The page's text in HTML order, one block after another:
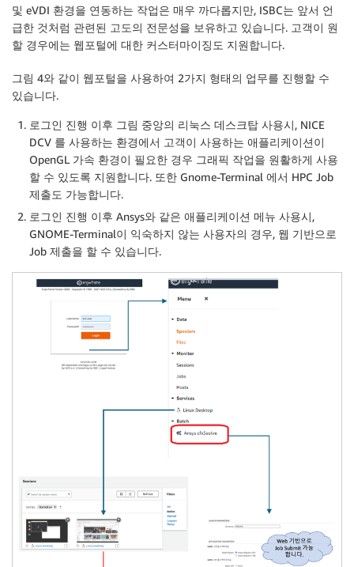
및 eVDI 환경을 연동하는 작업은 매우 까다롭지만, ISBC는 앞서 언
급한 것처럼 관련된 고도의 전문성을 보유하고 있습니다. 고객이 원
할 경우에는 웹포털에 대한 커스터마이징도 지원합니다.
그림 4와 같이 웹포털을 사용하여 2가지 형태의 업무를 진행할 수
있습니다.
로그인 진행 이후 그림 중앙의 리눅스 데스크탑 사용시, NICE
DCV 를 사용하는 환경에서 고객이 사용하는 애플리케이션이
OpenGL 가속 환경이 필요한 경우 그래픽 작업을 원활하게 사용
할 수 있도록 지원합니다. 또한 Gnome-Terminal 에서 HPC Job
제출도 가능합니다.
로그인 진행 이후 Ansys와 같은 애플리케이션 메뉴 사용시,
GNOME-Terminal이 익숙하지 않는 사용자의 경우, 웹 기반으로
Job 제출을 할 수 있습니다.